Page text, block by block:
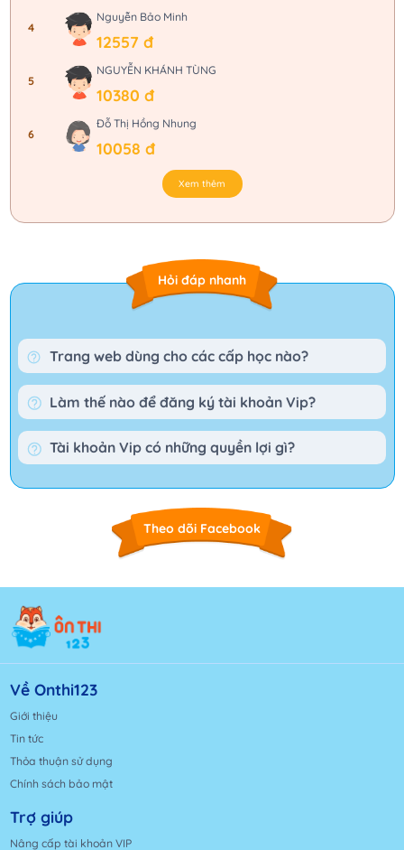
4
Nguyễn Bảo Minh
12557 đ
5
NGUYỄN KHÁNH TÙNG
10380 đ
6
Đỗ Thị Hồng Nhung
10058 đ
Xem thêm
Hỏi đáp nhanh
Trang web dùng cho các cấp học nào?
Làm thế nào để đăng ký tài khoản Vip?
Tài khoản Vip có những quyền lợi gì?
Theo dõi Facebook
Về Onthi123
Giới thiệu
Tin tức
Thỏa thuận sử dụng
Chính sách bảo mật
Trợ giúp
Nâng cấp tài khoản VIP